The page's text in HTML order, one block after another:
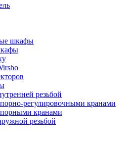
шкафы
резьбой
регулировочными кранами
кранами
резьбой